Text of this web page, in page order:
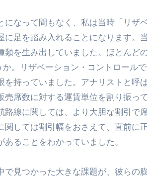
になって間もなく、私は当時「リ
に足を踏み入れることになります。
類を生み出していました。ほとんど
。リザベーション・コントロール
を持っていました。アナリストと呼
売席数に対する運賃単位を割り振っ
路線に関しては、より大胆な割引
関しては割引幅をおさえて、直前に
ることをわかっていました。
で見つかった大きな課題が、彼らの